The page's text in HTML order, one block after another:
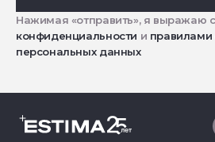
Нажимая «отправить», я выражаю
конфиденциальности и правилами
персональных данных